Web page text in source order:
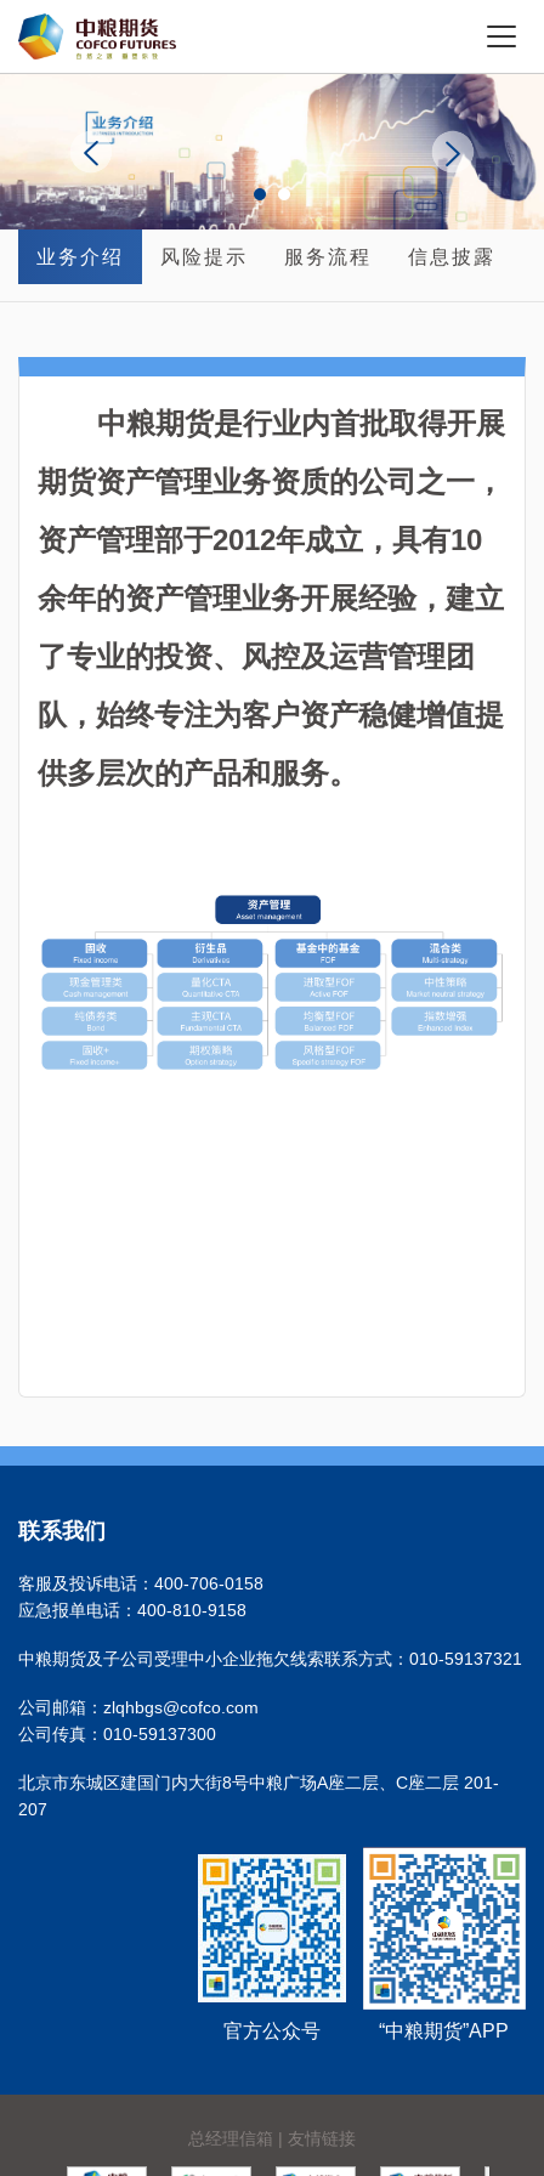
业务介绍 风险提示 服务流程 信息披露
中粮期货是行业内首批取得开展
期货资产管理业务资质的公司之一，
资产管理部于2012年成立，具有10
余年的资产管理业务开展经验，建立
了专业的投资、风控及运营管理团
队，始终专注为客户资产稳健增值提
供多层次的产品和服务。
联系我们
客服及投诉电话：400-706-0158
应急报单电话：400-810-9158
中粮期货及子公司受理中小企业拖欠线索联系方式：010-59137321
公司邮箱：zlqhbgs@cofco.com
公司传真：010-59137300
北京市东城区建国门内大街8号中粮广场A座二层、C座二层 201-
207
官方公众号 “中粮期货”APP
总经理信箱 | 友情链接